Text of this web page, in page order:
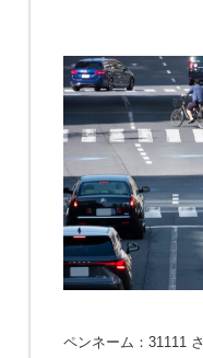
ペンネーム：31111